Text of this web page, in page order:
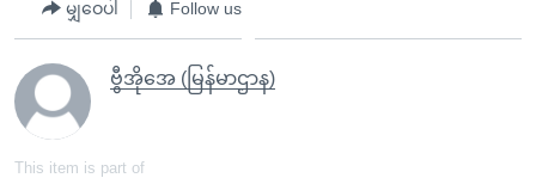
မျှဝေပါ Follow us
ဗွီအိုအေ (မြန်မာဌာန)
This item is part of